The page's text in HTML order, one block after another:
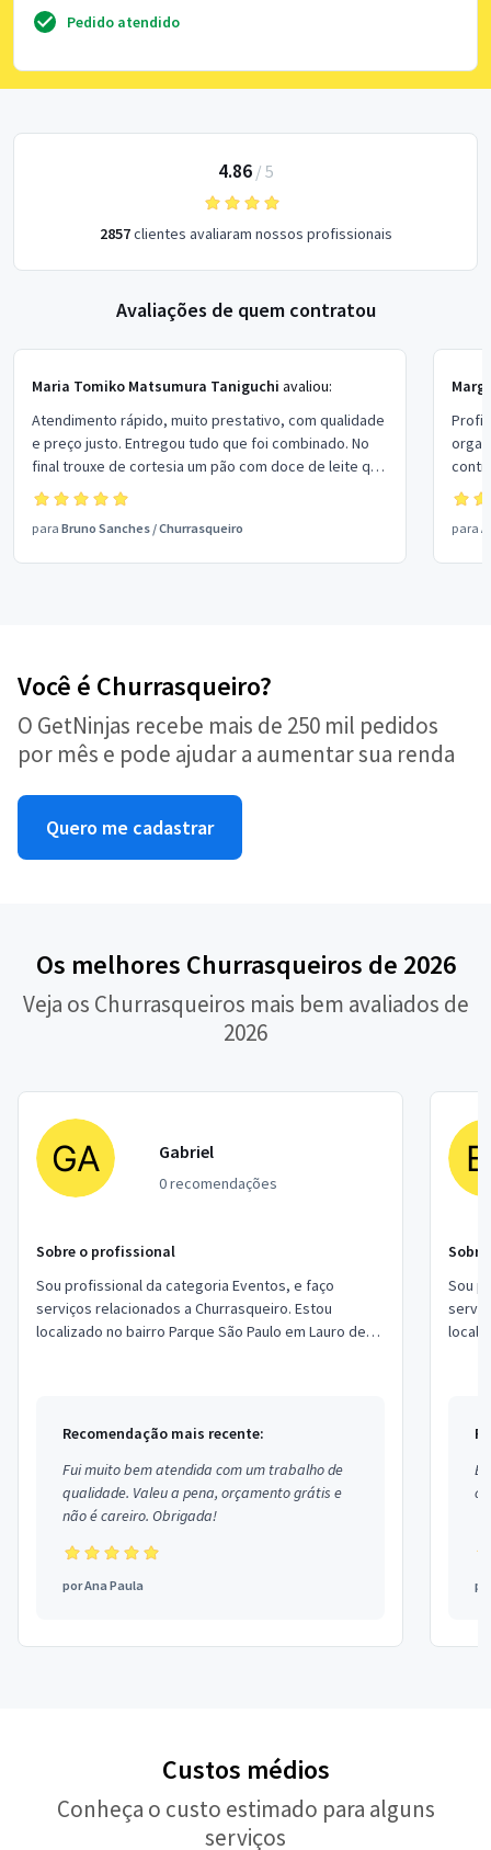
Pedido atendido
4.86/ 5
2857clientes avaliaram nossos profissionais
Avaliações de quem contratou
Maria Tomiko Matsumura Taniguchi avaliou:
Atendimento rápido, muito prestativo, com qualidade
e preço justo. Entregou tudo que foi combinado. No
final trouxe de cortesia um pão com doce de leite que
os convidados adoraram.
para Bruno Sanches /Churrasqueiro para
Você é Churrasqueiro?
O GetNinjas recebe mais de 250 mil pedidos
por mês e pode ajudar a aumentar sua renda
Quero me cadastrar
Os melhores Churrasqueiros de 2026
Veja os Churrasqueiros mais bem avaliados de
2026
Gabriel
0 recomendações
Sobre o profissional
Sou profissional da categoria Eventos, e faço
serviços relacionados a Churrasqueiro. Estou
localizado no bairro Parque São Paulo em Lauro de
Recomendação mais recente:
Fui muito bem atendida com um trabalho de
qualidade. Valeu a pena, orçamento grátis e
não é careiro. Obrigada!
porAna Paula
Sou
Custos médios
Conheça o custo estimado para alguns
serviços